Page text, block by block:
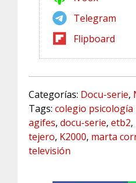
Telegram
Flipboard
Categorías: Docu-serie,
Tags:colegio psicología
agifes,docu-serie,etb2,
tejero, K2000, marta
televisión